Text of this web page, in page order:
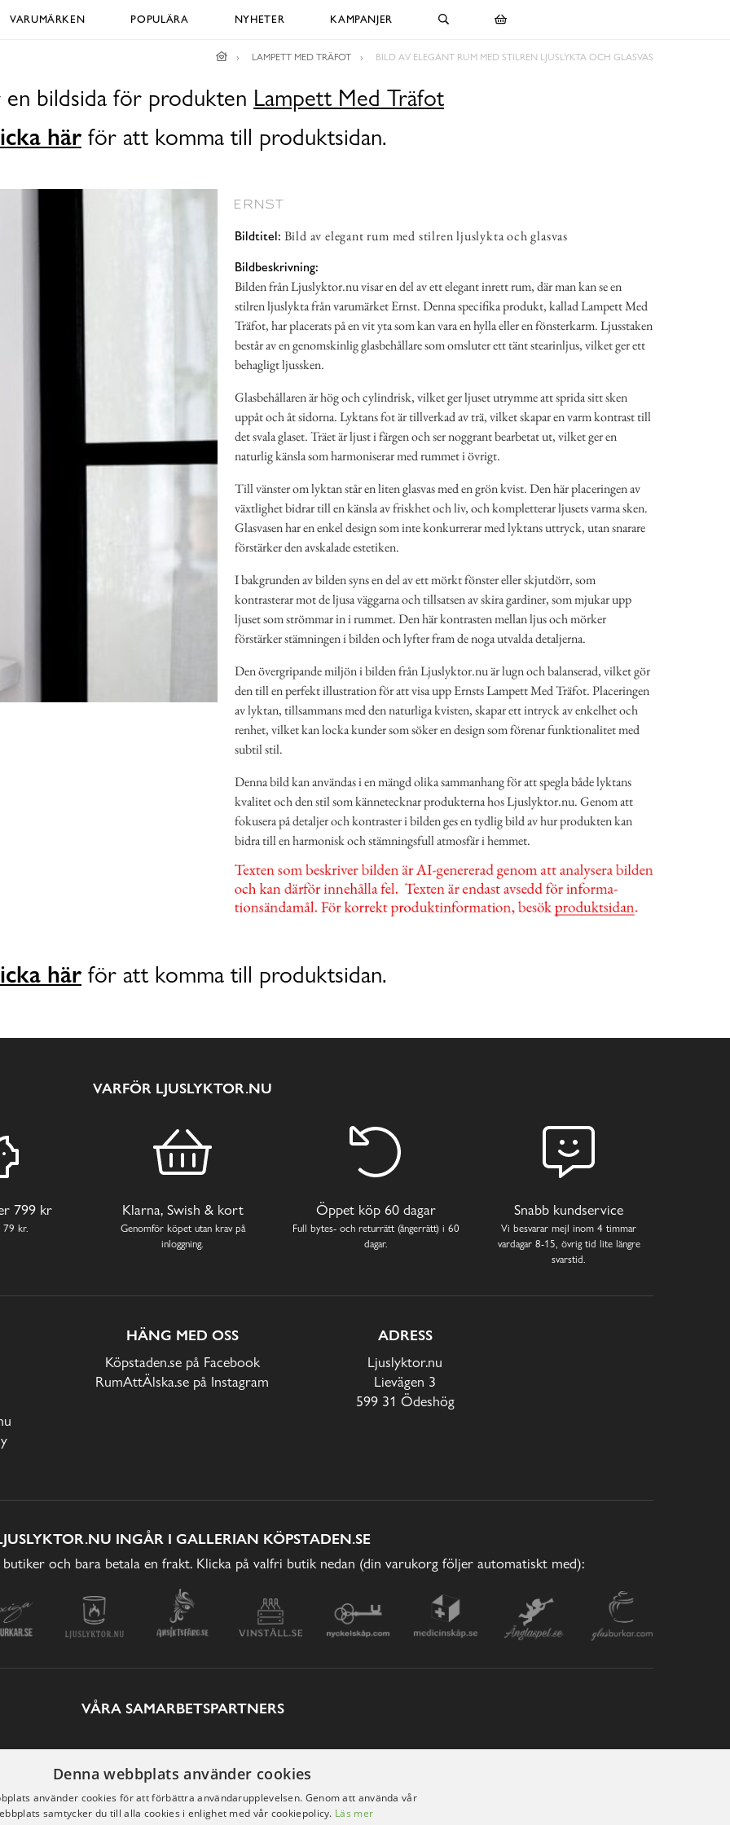
VARUMÄRKEN POPULÄRA NYHETER KAMPANJER
LAMPETT MED TRÄFOT BILD AV ELEGANT RUM MED STILREN LJUSLYKTA OCH GLASVAS
bildsida för produkten Lampett Med Träfot
här för att komma till produktsidan.
Bildtitel: Bild av elegant rum med stilren ljuslykta och glasvas
Bildbeskrivning:
Bilden från Ljuslyktor.nu visar en del av ett elegant inrett rum, där man kan se en
stilren ljuslykta från varumärket Ernst. Denna specifika produkt, kallad Lampett Med
Träfot, har placerats på en vit yta som kan vara en hylla eller en fönsterkarm. Ljusstaken
består av en genomskinlig glasbehållare som omsluter ett tänt stearinljus, vilket ger ett
behagligt ljussken.
Glasbehållaren är hög och cylindrisk, vilket ger ljuset utrymme att sprida sitt sken
uppåt och åt sidorna. Lyktans fot är tillverkad av trä, vilket skapar en varm kontrast till
det svala glaset. Träet är ljust i färgen och ser noggrant bearbetat ut, vilket ger en
naturlig känsla som harmoniserar med rummet i övrigt.
Till vänster om lyktan står en liten glasvas med en grön kvist. Den här placeringen av
växtlighet bidrar till en känsla av friskhet och liv, och kompletterar ljusets varma sken.
Glasvasen har en enkel design som inte konkurrerar med lyktans uttryck, utan snarare
förstärker den avskalade estetiken.
I bakgrunden av bilden syns en del av ett mörkt fönster eller skjutdörr, som
kontrasterar mot de ljusa väggarna och tillsatsen av skira gardiner, som mjukar upp
ljuset som strömmar in i rummet. Den här kontrasten mellan ljus och mörker
förstärker stämningen i bilden och lyfter fram de noga utvalda detaljerna.
Den övergripande miljön i bilden från Ljuslyktor.nu är lugn och balanserad, vilket gör
den till en perfekt illustration för att visa upp Ernsts Lampett Med Träfot. Placeringen
av lyktan, tillsammans med den naturliga kvisten, skapar ett intryck av enkelhet och
renhet, vilket kan locka kunder som söker en design som förenar funktionalitet med
subtil stil.
Denna bild kan användas i en mängd olika sammanhang för att spegla både lyktans
kvalitet och den stil som kännetecknar produkterna hos Ljuslyktor.nu. Genom att
fokusera på detaljer och kontraster i bilden ges en tydlig bild av hur produkten kan
bidra till en harmonisk och stämningsfull atmosfär i hemmet.
här för att komma till produktsidan.
VARFÖR LJUSLYKTOR.NU
799 kr
79 kr.
Klarna, Swish & kort
Genomför köpet utan krav på
inloggning.
Öppet köp 60 dagar
Full bytes- och returrätt (ångerrätt) i 60
dagar.
Snabb kundservice
Vi besvarar mejl inom 4 timmar
vardagar 8-15, övrig tid lite längre
svarstid.
HÄNG MED OSS
Köpstaden.se på Facebook
RumAttÄlska.se på Instagram
ADRESS
Ljuslyktor.nu
Lievägen 3
599 31 Ödeshög
INGÅR I GALLERIAN KÖPSTADEN.SE
och bara betala en frakt. Klicka på valfri butik nedan (din varukorg följer automatiskt med):
VÅRA SAMARBETSPARTNERS
Denna webbplats använder cookies
använder cookies för att förbättra användarupplevelsen. Genom att använda vår
samtycker du till alla cookies i enlighet med vår cookiepolicy. Läs mer